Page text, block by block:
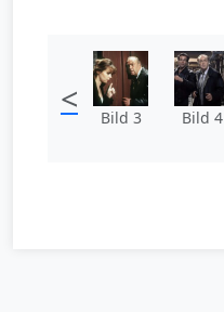
< Bild 3 Bild 4